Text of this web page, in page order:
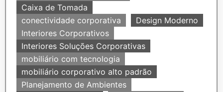
Caixa de Tomada
conectividade corporativa
Design Moderno
Interiores Corporativos
Interiores Soluções Corporativas
mobiliário com tecnologia
mobiliário corporativo alto padrão
Planejamento de Ambientes